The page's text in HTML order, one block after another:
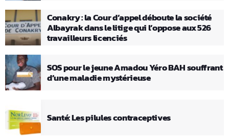
Conakry : la Cour d’appel déboute la société
Albayrak dans le litige qui l’oppose aux 526
travailleurs licenciés
SOS pour le jeune Amadou Yéro BAH souffrant
d’une maladie mystérieuse
Santé: Les pilules contraceptives